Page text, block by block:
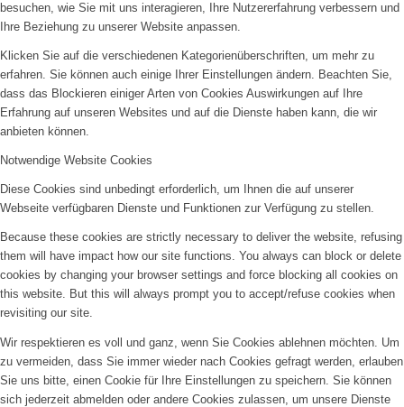
besuchen, wie Sie mit uns interagieren, Ihre Nutzererfahrung verbessern und
Ihre Beziehung zu unserer Website anpassen.
Klicken Sie auf die verschiedenen Kategorienüberschriften, um mehr zu
erfahren. Sie können auch einige Ihrer Einstellungen ändern. Beachten Sie,
dass das Blockieren einiger Arten von Cookies Auswirkungen auf Ihre
Erfahrung auf unseren Websites und auf die Dienste haben kann, die wir
anbieten können.
Notwendige Website Cookies
Diese Cookies sind unbedingt erforderlich, um Ihnen die auf unserer
Webseite verfügbaren Dienste und Funktionen zur Verfügung zu stellen.
Because these cookies are strictly necessary to deliver the website, refusing
them will have impact how our site functions. You always can block or delete
cookies by changing your browser settings and force blocking all cookies on
this website. But this will always prompt you to accept/refuse cookies when
revisiting our site.
Wir respektieren es voll und ganz, wenn Sie Cookies ablehnen möchten. Um
zu vermeiden, dass Sie immer wieder nach Cookies gefragt werden, erlauben
Sie uns bitte, einen Cookie für Ihre Einstellungen zu speichern. Sie können
sich jederzeit abmelden oder andere Cookies zulassen, um unsere Dienste